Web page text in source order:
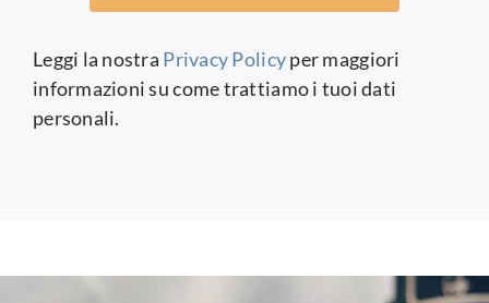
Leggi la nostra Privacy Policyper maggiori
informazioni su come trattiamo i tuoi dati
personali.